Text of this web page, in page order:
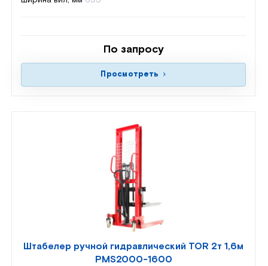
По запросу
Просмотреть
Штабелер ручной гидравлический TOR 2т 1,6м
PMS2000-1600